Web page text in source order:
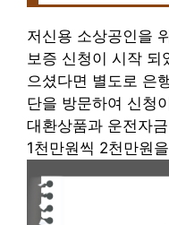
저신용 소상공인을
보증 신청이 시작 되
으셨다면 별도로 은
단을 방문하여 신청
대환상품과 운전자
1천만원씩 2천만원